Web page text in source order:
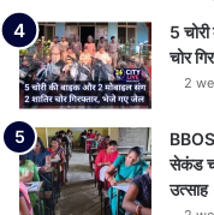
5
चोर
2
सेकंड
उत्साह